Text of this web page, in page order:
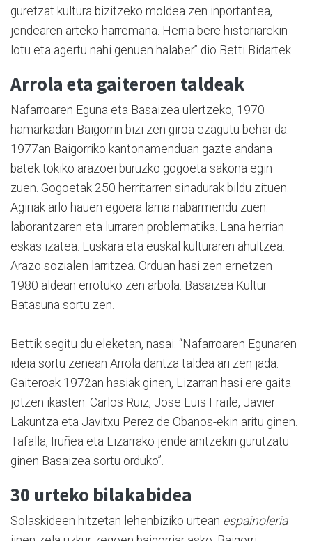
guretzat kultura bizitzeko moldea zen inportantea,
jendearen arteko harremana. Herria bere historiarekin
lotu eta agertu nahi genuen halaber” dio Betti Bidartek.
Arrola eta gaiteroen taldeak
Nafarroaren Eguna eta Basaizea ulertzeko, 1970
hamarkadan Baigorrin bizi zen giroa ezagutu behar da.
1977an Baigorriko kantonamenduan gazte andana
batek tokiko arazoei buruzko gogoeta sakona egin
zuen. Gogoetak 250 herritarren sinadurak bildu zituen.
Agiriak arlo hauen egoera larria nabarmendu zuen:
laborantzaren eta lurraren problematika. Lana herrian
eskas izatea. Euskara eta euskal kulturaren ahultzea.
Arazo sozialen larritzea. Orduan hasi zen ernetzen
1980 aldean errotuko zen arbola: Basaizea Kultur
Batasuna sortu zen.
Bettik segitu du eleketan, nasai: “Nafarroaren Egunaren
ideia sortu zenean Arrola dantza taldea ari zen jada.
Gaiteroak 1972an hasiak ginen, Lizarran hasi ere gaita
jotzen ikasten. Carlos Ruiz, Jose Luis Fraile, Javier
Lakuntza eta Javitxu Perez de Obanos-ekin aritu ginen.
Tafalla, Iruñea eta Lizarrako jende anitzekin gurutzatu
ginen Basaizea sortu orduko”.
30 urteko bilakabidea
Solaskideen hitzetan lehenbiziko urtean espainoleria